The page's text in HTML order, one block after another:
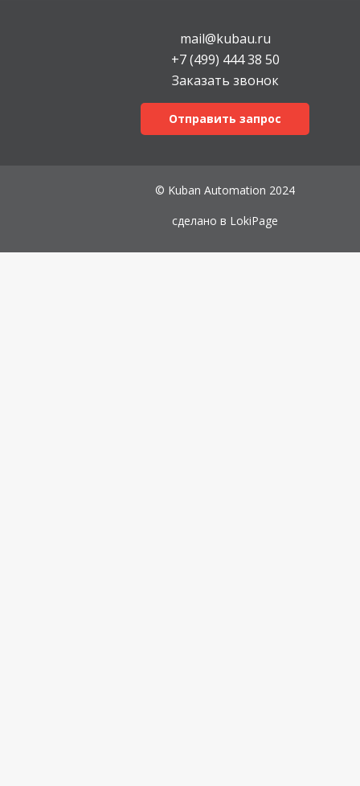
mail@kubau.ru
+7 (499) 444 38 50
Заказать звонок
Отправить запрос
© Kuban Automation 2024
сделано в LokiPage